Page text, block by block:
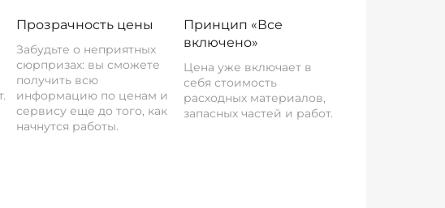
Прозрачность цены
Забудьте о неприятных
сюрпризах: вы сможете
получить всю
информацию по ценам и
сервису еще до того, как
начнутся работы.
Принцип «Все
включено»
Цена уже включает в
себя стоимость
расходных материалов,
запасных частей и работ.